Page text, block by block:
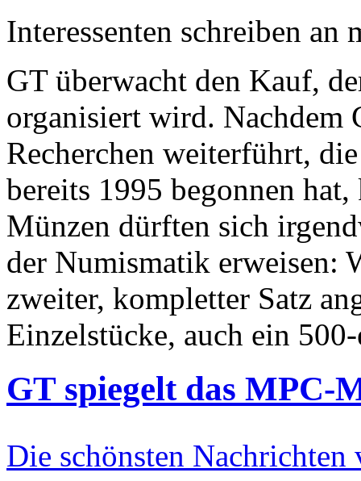
Interessenten schreiben
GT überwacht den Kauf,
organisiert wird. Nachdem
Recherchen weiterführt,
bereits 1995 begonnen
Münzen dürften sich
der Numismatik erweisen:
zweiter, kompletter Satz
Einzelstücke, auch ein
GT spiegelt das MPC-
Die schönsten Nachrichten